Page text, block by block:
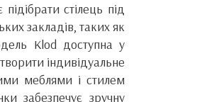
стілець під
закладів, таких як
Klod доступна у
індивідуальне
меблями і стилем
забезпечує зручну